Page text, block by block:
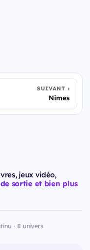
SUIVANT
Nimes
jeux vidéo,
sortie et bien plus
· 8 univers